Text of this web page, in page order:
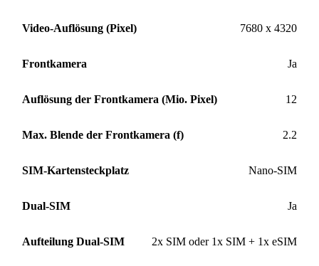
Video-Auflösung (Pixel) 7680 x 4320
Frontkamera Ja
Auflösung der Frontkamera (Mio. Pixel) 12
Max. Blende der Frontkamera (f) 2.2
SIM-Kartensteckplatz Nano-SIM
Dual-SIM Ja
Aufteilung Dual-SIM 2x SIM oder 1x SIM + 1x eSIM